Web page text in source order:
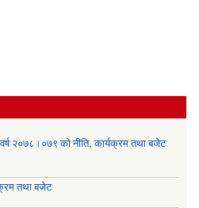
२०७८।०७९ को नीति‚ कार्यक्रम तथा बजेट
तथा बजेट